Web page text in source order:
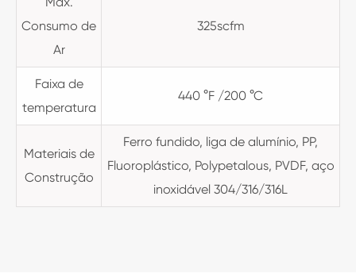
Consumo de
Ar
325scfm
Faixa de
temperatura
440 °F /200 °C
Materiais de
Construção
Ferro fundido, liga de alumínio, PP,
Fluoroplástico, Polypetalous, PVDF, aço
inoxidável 304/316/316L